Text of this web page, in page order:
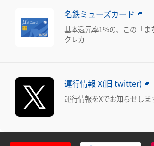
名鉄ミューズカード
基本還元率1%の、この「ま
クレカ
運行情報 X(旧 twitter)
運行情報をXでお知らせしま